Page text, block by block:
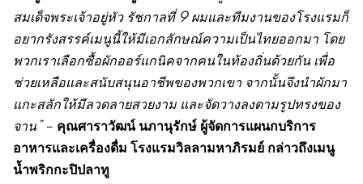
สมเด็จพระเจ้าอยู่หัว รัชกาลที่9ผมและทีมงานของโรงแรมก็
อยากรังสรรค์เมนูนี้ให้มีเอกลักษณ์ความเป็นไทยออกมา โดย
พวกเราเลือกซื้อผักออร์แกนิคจากคนในท้องถิ่นด้วยกัน เพื่อ
ช่วยเหลือและสนับสนุนอาชีพของพวกเขา จากนั้นจึงนำผักมา
แกะสลักให้มีลวดลายสวยงาม และจัดวางลงตามรูปทรงของ
จาน”– คุณศาราวัฒน์ นภานุรักษ์ ผู้จัดการแผนกบริการ
อาหารและเครื่องดื่ม โรงแรมวิลลามหาภิรมย์ กล่าวถึงเมนู
น้ำพริกกะปิปลาทู